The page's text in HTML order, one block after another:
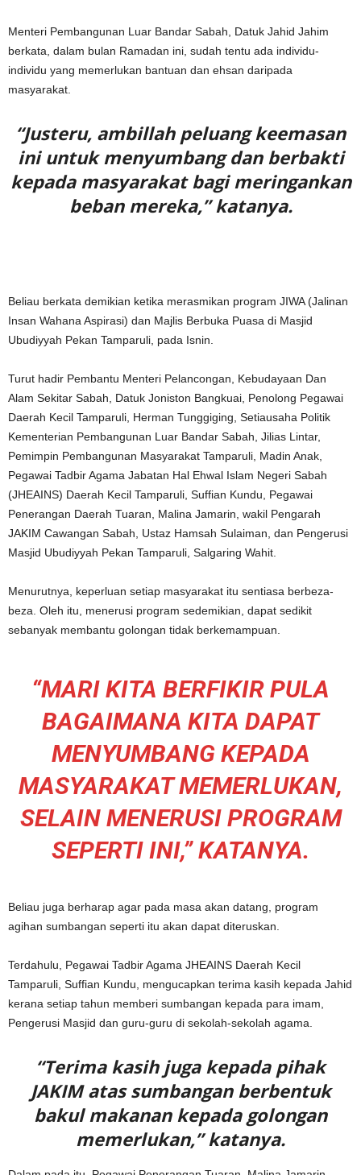
Menteri Pembangunan Luar Bandar Sabah, Datuk Jahid Jahim
berkata, dalam bulan Ramadan ini, sudah tentu ada individu-
individu yang memerlukan bantuan dan ehsan daripada
masyarakat.
“Justeru, ambillah peluang keemasan
ini untuk menyumbang dan berbakti
kepada masyarakat bagi meringankan
beban mereka,” katanya.
Beliau berkata demikian ketika merasmikan program JIWA (Jalinan
Insan Wahana Aspirasi) dan Majlis Berbuka Puasa di Masjid
Ubudiyyah Pekan Tamparuli, pada Isnin.
Turut hadir Pembantu Menteri Pelancongan, Kebudayaan Dan
Alam Sekitar Sabah, Datuk Joniston Bangkuai, Penolong Pegawai
Daerah Kecil Tamparuli, Herman Tunggiging, Setiausaha Politik
Kementerian Pembangunan Luar Bandar Sabah, Jilias Lintar,
Pemimpin Pembangunan Masyarakat Tamparuli, Madin Anak,
Pegawai Tadbir Agama Jabatan Hal Ehwal Islam Negeri Sabah
(JHEAINS) Daerah Kecil Tamparuli, Suffian Kundu, Pegawai
Penerangan Daerah Tuaran, Malina Jamarin, wakil Pengarah
JAKIM Cawangan Sabah, Ustaz Hamsah Sulaiman, dan Pengerusi
Masjid Ubudiyyah Pekan Tamparuli, Salgaring Wahit.
Menurutnya, keperluan setiap masyarakat itu sentiasa berbeza-
beza. Oleh itu, menerusi program sedemikian, dapat sedikit
sebanyak membantu golongan tidak berkemampuan.
“MARI KITA BERFIKIR PULA
BAGAIMANA KITA DAPAT
MENYUMBANG KEPADA
MASYARAKAT MEMERLUKAN,
SELAIN MENERUSI PROGRAM
SEPERTI INI,” KATANYA.
Beliau juga berharap agar pada masa akan datang, program
agihan sumbangan seperti itu akan dapat diteruskan.
Terdahulu, Pegawai Tadbir Agama JHEAINS Daerah Kecil
Tamparuli, Suffian Kundu, mengucapkan terima kasih kepada Jahid
kerana setiap tahun memberi sumbangan kepada para imam,
Pengerusi Masjid dan guru-guru di sekolah-sekolah agama.
“Terima kasih juga kepada pihak
JAKIM atas sumbangan berbentuk
bakul makanan kepada golongan
memerlukan,” katanya.